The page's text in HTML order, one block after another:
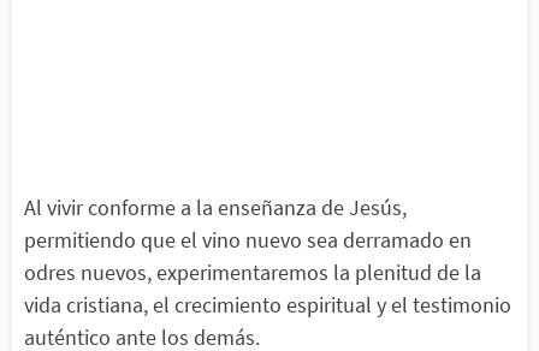
Al vivir conforme a la enseñanza de Jesús,
permitiendo que el vino nuevo sea derramado en
odres nuevos, experimentaremos la plenitud de la
vida cristiana, el crecimiento espiritual y el testimonio
auténtico ante los demás.